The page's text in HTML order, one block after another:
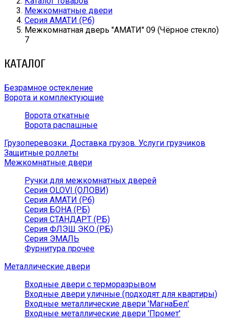
Межкомнатные двери
Серия АМАТИ (Рб)
Межкомнатная дверь ''АМАТИ'' 09 (Чёрное стекло)
7
КАТАЛОГ
Безрамное остекление
Ворота и комплектующие
Ворота откатные
Ворота распашные
Грузоперевозки. Доставка грузов. Услуги грузчиков
Защитные роллеты
Межкомнатные двери
Ручки для межкомнатных дверей
Серия OLOVI (ОЛОВИ)
Серия АМАТИ (Рб)
Серия БОНА (РБ)
Серия СТАНДАРТ (РБ)
Серия ФЛЭШ ЭКО (РБ)
Серия ЭМАЛЬ
Фурнитура прочее
Металлические двери
Входные двери с терморазрывом
Входные двери уличные (подходят для квартиры)
Входные металлические двери 'МагнаБел'
Входные металлические двери 'Промет'